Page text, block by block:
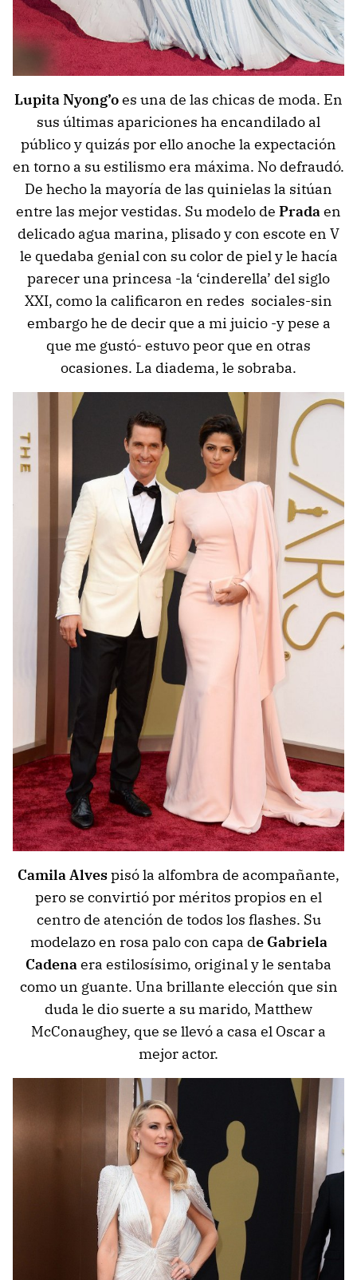
Lupita Nyong’oes una de las chicas de moda. En
sus últimas apariciones ha encandilado al
público y quizás por ello anoche la expectación
en torno a su estilismo era máxima. No defraudó.
De hecho la mayoría de las quinielas la sitúan
entre las mejor vestidas. Su modelo de Pradaen
delicado agua marina, plisado y con escote en V
le quedaba genial con su color de piel y le hacía
parecer una princesa -la ‘cinderella’ del siglo
XXI, como la calificaron en redes sociales-sin
embargo he de decir que a mi juicio -y pese a
que me gustó- estuvo peor que en otras
ocasiones. La diadema, le sobraba.
Camila Alvespisó la alfombra de acompañante,
pero se convirtió por méritos propios en el
centro de atención de todos los flashes. Su
modelazo en rosa palo con capa de Gabriela
Cadenaera estilosísimo, original y le sentaba
como un guante. Una brillante elección que sin
duda le dio suerte a su marido, Matthew
McConaughey, que se llevó a casa el Oscar a
mejor actor.